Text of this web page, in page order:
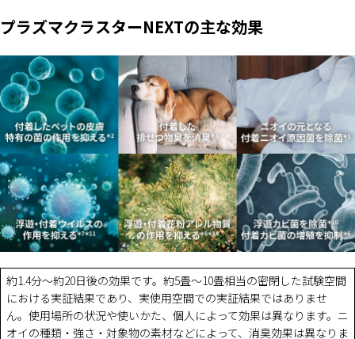
プラズマクラスターNEXTの主な効果
約1.4分～約20日後の効果です。約5畳～10畳相当の密閉した試験空間
における実証結果であり、実使用空間での実証結果ではありませ
ん。使用場所の状況や使いかた、個人によって効果は異なります。ニ
オイの種類・強さ・対象物の素材などによって、消臭効果は異なりま